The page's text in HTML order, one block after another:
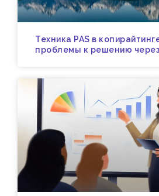
Техника PAS в
проблемы к решению